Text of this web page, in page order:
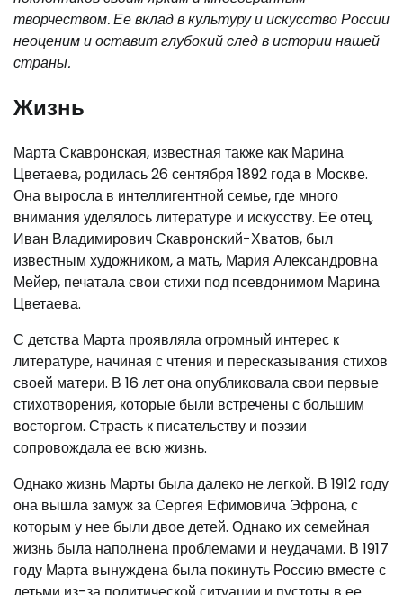
творчеством. Ее вклад в культуру и искусство России
неоценим и оставит глубокий след в истории нашей
страны.
Жизнь
Марта Скавронская, известная также как Марина
Цветаева, родилась 26 сентября 1892 года в Москве.
Она выросла в интеллигентной семье, где много
внимания уделялось литературе и искусству. Ее отец,
Иван Владимирович Скавронский-Хватов, был
известным художником, а мать, Мария Александровна
Мейер, печатала свои стихи под псевдонимом Марина
Цветаева.
С детства Марта проявляла огромный интерес к
литературе, начиная с чтения и пересказывания стихов
своей матери. В 16 лет она опубликовала свои первые
стихотворения, которые были встречены с большим
восторгом. Страсть к писательству и поэзии
сопровождала ее всю жизнь.
Однако жизнь Марты была далеко не легкой. В 1912 году
она вышла замуж за Сергея Ефимовича Эфрона, с
которым у нее были двое детей. Однако их семейная
жизнь была наполнена проблемами и неудачами. В 1917
году Марта вынуждена была покинуть Россию вместе с